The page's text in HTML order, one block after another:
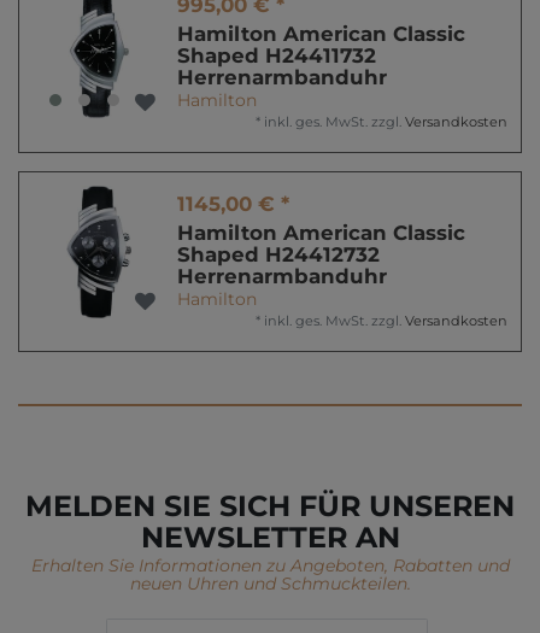
Hamilton American Classic
Shaped H24411732
Herrenarmbanduhr
Hamilton
* inkl. ges. MwSt. zzgl. Versandkosten
1145,00 € *
Hamilton American Classic
Shaped H24412732
Herrenarmbanduhr
Hamilton
* inkl. ges. MwSt. zzgl. Versandkosten
MELDEN SIE SICH FÜR UNSEREN
NEWSLETTER AN
Erhalten Sie Informationen zu Angeboten, Rabatten und
neuen Uhren und Schmuckteilen.